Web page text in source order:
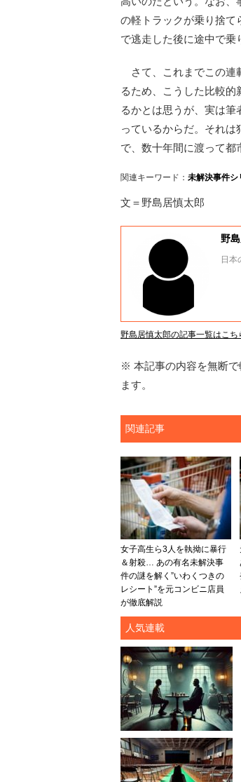
の軽トラックが乗り捨て
で逃走した後に途中で乗
さて、これまでこの連
るため、こうした比較
るかとは思うが、実は
っているからだ。それ
で、数十年間に渡って都
関連キーワード： 未解決事件シ
文＝野島居慎太郎
野
日本
野島居慎太郎の記事一覧はこち
※ 本記事の内容を無断で
ます。
関連記事
女子高生ら3人を執拗に暴行
＆射殺… あの有名未解決事
件の謎を解く”いわくつきの
レシート”を元コンビニ店員
が徹底解説
人気連載